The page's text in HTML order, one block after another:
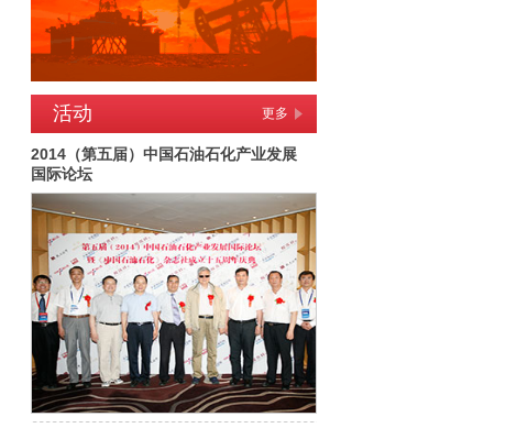
活动 更多
2014（第五届）中国石油石化产业发展
国际论坛